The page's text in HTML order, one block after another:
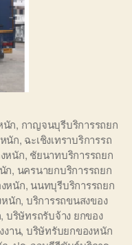
นัก, กาญจนบุรีบริการรถยก
นัก, ฉะเชิงเทราบริการรถ
หนัก, ชัยนาทบริการรถยก
ก, นครนายกบริการรถยก
หนัก, นนทบุรีบริการรถยก
หนัก, บริการรถขนสงของ
, บริษัทรถรับจ้าง ยกของ
งาน, บริษัทรับยกของหนัก